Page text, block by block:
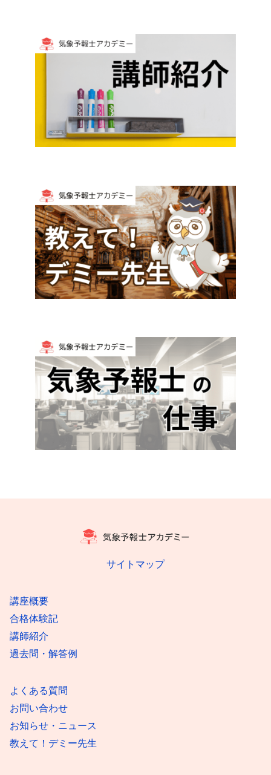
サイトマップ
講座概要
合格体験記
講師紹介
過去問・解答例
よくある質問
お問い合わせ
お知らせ・ニュース
教えて！デミー先生